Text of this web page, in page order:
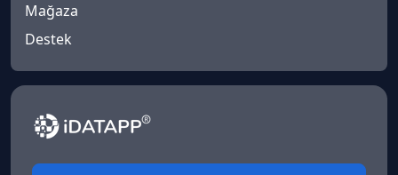
Mağaza
Destek